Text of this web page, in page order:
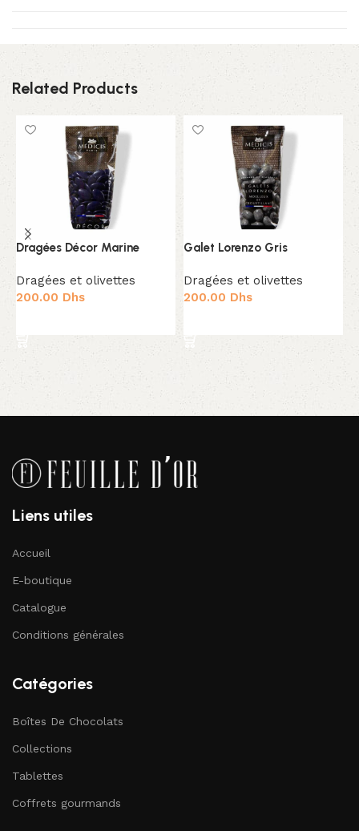
Related Products
Dragées Décor Marine
Dragées et olivettes
200.00 Dhs
Galet Lorenzo Gris
Dragées et olivettes
200.00 Dhs
Liens utiles
Accueil
E-boutique
Catalogue
Conditions générales
Catégories
Boîtes De Chocolats
Collections
Tablettes
Coffrets gourmands